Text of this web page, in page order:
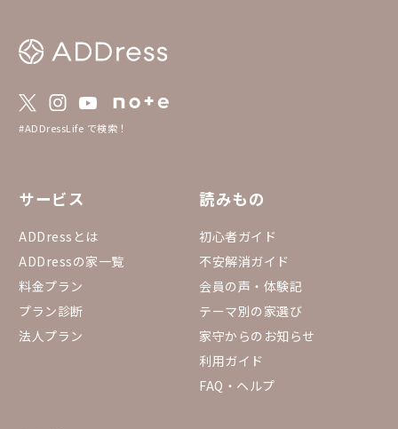
#ADDressLife で検索！
サービス
ADDressとは
ADDressの家一覧
料金プラン
プラン診断
法人プラン
読みもの
初心者ガイド
不安解消ガイド
会員の声・体験記
テーマ別の家選び
家守からのお知らせ
利用ガイド
FAQ・ヘルプ